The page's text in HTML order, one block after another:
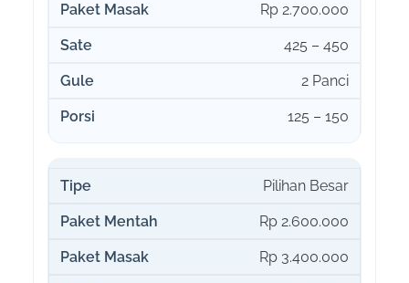
Rp 2.700.000
425 – 450
2 Panci
125 – 150
Pilihan Besar
Rp 2.600.000
Rp 3.400.000